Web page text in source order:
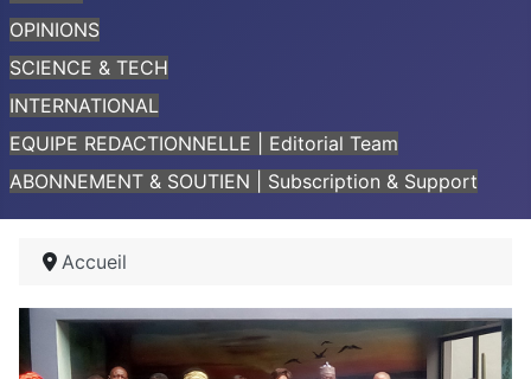
OPINIONS
SCIENCE & TECH
INTERNATIONAL
EQUIPE REDACTIONNELLE | Editorial Team
ABONNEMENT & SOUTIEN | Subscription & Support
Accueil